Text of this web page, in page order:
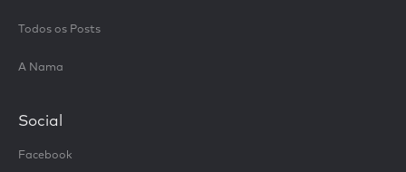
Todos os Posts
A Nama
Social
Facebook